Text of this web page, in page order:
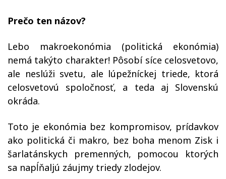
Prečo ten názov?
Lebo makroekonómia (politická ekonómia)
nemá takýto charakter! Pôsobí síce celosvetovo,
ale neslúži svetu, ale lúpežníckej triede, ktorá
celosvetovú spoločnosť, a teda aj Slovenskú
okráda.
Toto je ekonómia bez kompromisov, prídavkov
ako politická či makro, bez boha menom Zisk i
šarlatánskych premenných, pomocou ktorých
sa napĺňaljú záujmy triedy zlodejov.